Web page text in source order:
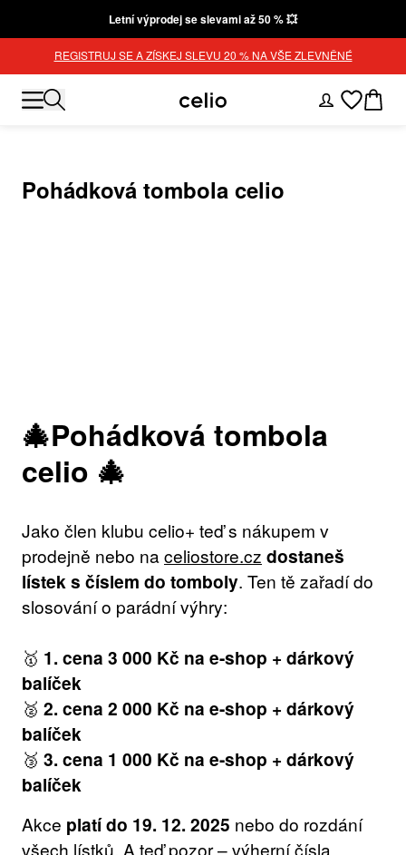
Letní výprodej se slevami až 50 % 💥
REGISTRUJ SE A ZÍSKEJ SLEVU 20 % NA VŠE ZLEVNĚNÉ
Pohádková tombola celio
🎄Pohádková tombola
celio 🎄
Jako člen klubu celio+ teď s nákupem v
prodejně nebo naceliostore.cz dostaneš
lístek s číslem do tomboly. Ten tě zařadí do
slosování o parádní výhry:
🥇 1. cena 3 000 Kč na e-shop + dárkový
balíček
🥈 2. cena 2 000 Kč na e-shop + dárkový
balíček
🥉 3. cena 1 000 Kč na e-shop + dárkový
balíček
Akce platí do 19. 12. 2025 nebo do rozdání
všech lístků. A teď pozor – výherní čísla